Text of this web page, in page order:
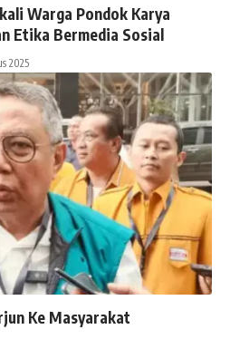
Warga Pondok Karya
Etika Bermedia Sosial
2025
Ke Masyarakat